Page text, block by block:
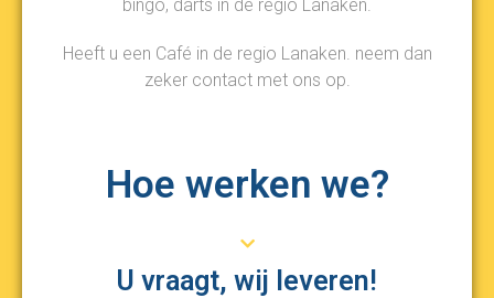
bingo, darts in de regio Lanaken.
Heeft u een Café in de regio Lanaken. neem dan
zeker contact met ons op.
Hoe werken we?
U vraagt, wij leveren!